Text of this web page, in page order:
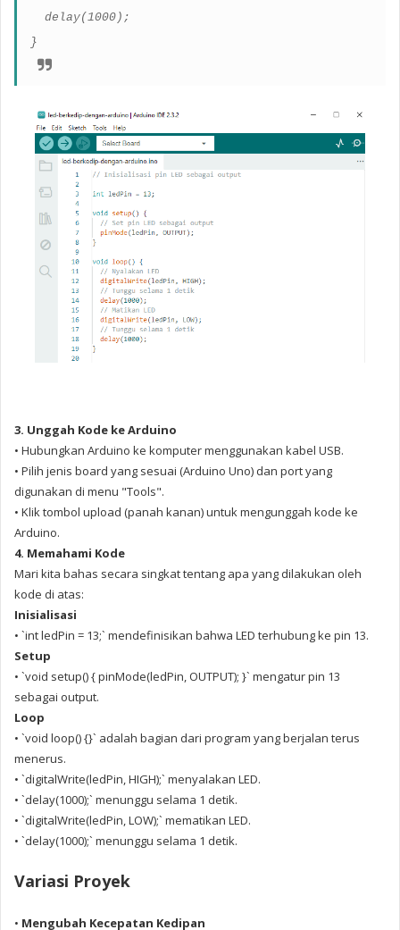
delay(1000);
}
3. Unggah Kode ke Arduino
• Hubungkan Arduino ke komputer menggunakan kabel USB.
• Pilih jenis board yang sesuai (Arduino Uno) dan port yang
digunakan di menu "Tools".
• Klik tombol upload (panah kanan) untuk mengunggah kode ke
Arduino.
4. Memahami Kode
Mari kita bahas secara singkat tentang apa yang dilakukan oleh
kode di atas:
Inisialisasi
• `int ledPin = 13;` mendefinisikan bahwa LED terhubung ke pin 13.
Setup
• `void setup() { pinMode(ledPin, OUTPUT); }` mengatur pin 13
sebagai output.
Loop
• `void loop() {}` adalah bagian dari program yang berjalan terus
menerus.
• `digitalWrite(ledPin, HIGH);` menyalakan LED.
• `delay(1000);` menunggu selama 1 detik.
• `digitalWrite(ledPin, LOW);` mematikan LED.
• `delay(1000);` menunggu selama 1 detik.
Variasi Proyek
• Mengubah Kecepatan Kedipan